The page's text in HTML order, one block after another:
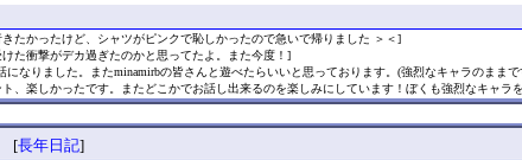
たかったけど、シャツがピンクで恥しかったので急いで帰りました ＞＜]
た衝撃がデカ過ぎたのかと思ってたよ。また今度！]
になりました。またminamirbの皆さんと遊べたらいいと思っております。(強烈なキャラのまま
、楽しかったです。またどこかでお話し出来るのを楽しみにしています！ぼくも強烈なキャラ
[長年日記]